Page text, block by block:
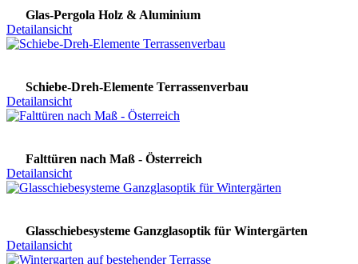
Glas-Pergola Holz & Aluminium
Detailansicht
Schiebe-Dreh-Elemente Terrassenverbau
Detailansicht
Falttüren nach Maß - Österreich
Detailansicht
Glasschiebesysteme Ganzglasoptik für Wintergärten
Detailansicht